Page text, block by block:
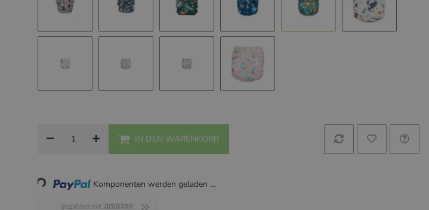
Gray Forrest Navy Boho Forest WhisperUnderwater World
IN DEN WARENKORB
Loading... Komponenten werden geladen ...